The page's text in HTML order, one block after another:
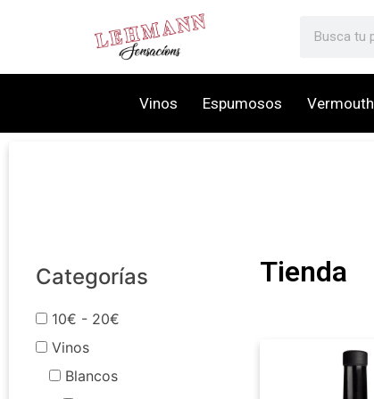
Vinos Espumosos Vermouth
Categorías
10€ - 20€
Vinos
Blancos
Tienda